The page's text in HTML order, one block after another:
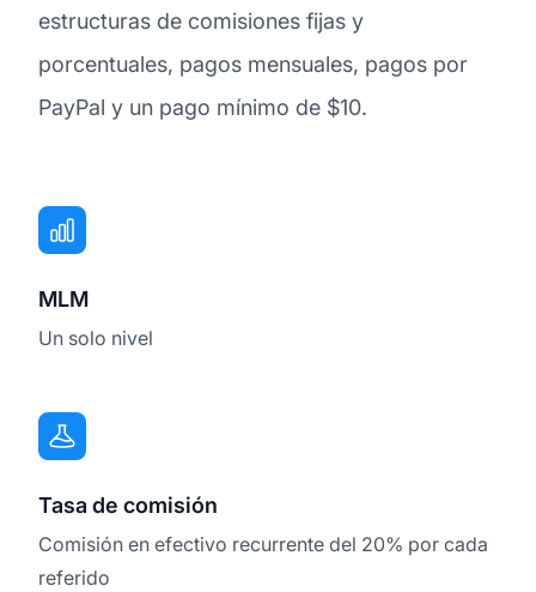
estructuras de comisiones fijas y
porcentuales, pagos mensuales, pagos por
PayPal y un pago mínimo de $10.
MLM
Un solo nivel
Tasa de comisión
Comisión en efectivo recurrente del 20% por cada
referido